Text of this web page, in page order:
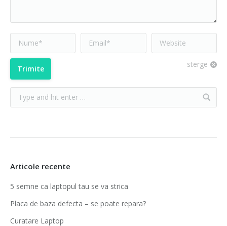
Nume* Email * Website
sterge
Trimite
Articole recente
5 semne ca laptopul tau se va strica
Placa de baza defecta – se poate repara?
Curatare Laptop